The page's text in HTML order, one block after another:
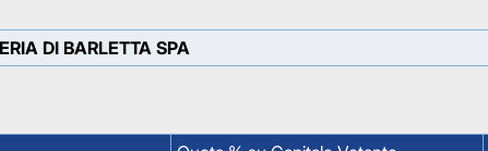
DI BARLETTA SPA